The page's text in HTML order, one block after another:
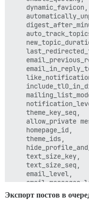
    dynamic_favicon,
    theme_key_seq,
allow_private
    homepage_id,
    theme_ids,
    text_size_key,
    text_size_seq,
    email_level,
Экспорт постов в